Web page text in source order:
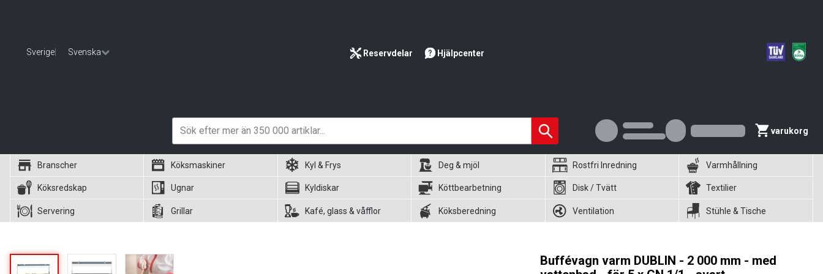
Sverige Svenska Reservdelar Hjälpcenter
varukorg
Branscher Köksmaskiner Kyl & Frys Deg & mjöl Rostfri Inredning Varmhållning
Köksredskap Ugnar Kyldiskar Köttbearbetning Disk / Tvätt Textilier
Servering Grillar Kafé, glass & våfflor Köksberedning Ventilation Stühle & Tische
Buffévagn varm DUBLIN - 2 000 mm - med